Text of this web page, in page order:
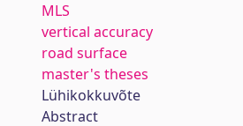
MLS
vertical accuracy
road surface
master's theses
Lühikokkuvõte
Abstract